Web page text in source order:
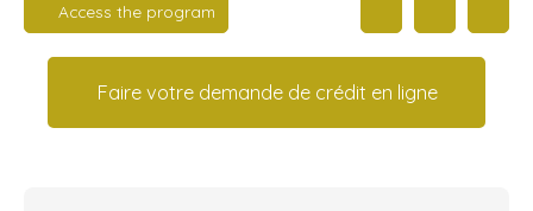
Access the program
Faire votre demande de crédit en ligne